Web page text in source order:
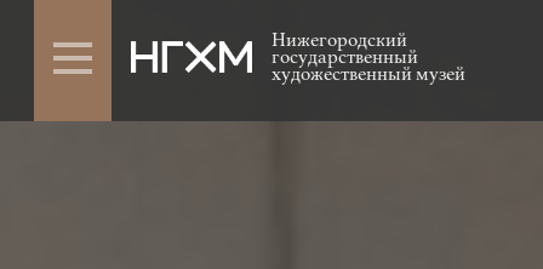
Нижегородский
государственный
художественный музей